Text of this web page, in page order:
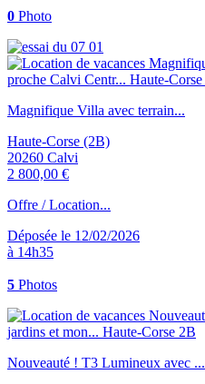
0 Photo
Magnifique Villa avec terrain...
Haute-Corse (2B)
20260 Calvi
2 800,00 €
Offre / Location...
Déposée le 12/02/2026
à 14h35
5 Photos
Nouveauté ! T3 Lumineux avec ...